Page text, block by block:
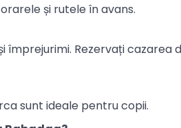
și rutele în avans.
împrejurimi. Rezervați cazarea
sunt ideale pentru copii.